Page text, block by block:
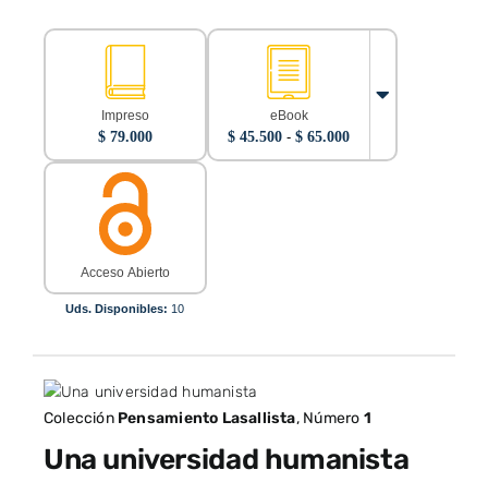
Impreso
$79.000
Uds. Disponibles: 10
eBook
$ 45.500 - $ 65.000Rango
Acceso Abierto
Colección Pensamiento Lasallista, Número 1
Una universidad humanista